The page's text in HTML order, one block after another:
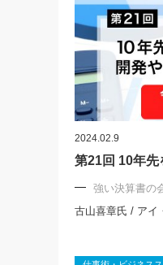
2024.02.9
第21回 10年
強い決算書の
古山喜章氏 / アイ